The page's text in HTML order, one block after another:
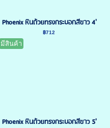
Phoenix หินถ้วยทรงกระบอกสีขาว 4'
฿712
มีสินค้า
Phoenix หินถ้วยทรงกระบอกสีขาว 5'